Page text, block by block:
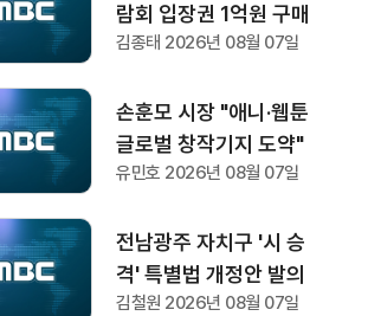
람회 입장권 1억원 구매
김종태 2026년 08월 07일
손훈모 시장 "애니·웹툰
글로벌 창작기지 도약"
유민호 2026년 08월 07일
전남광주 자치구 '시 승
격' 특별법 개정안 발의
김철원 2026년 08월 07일